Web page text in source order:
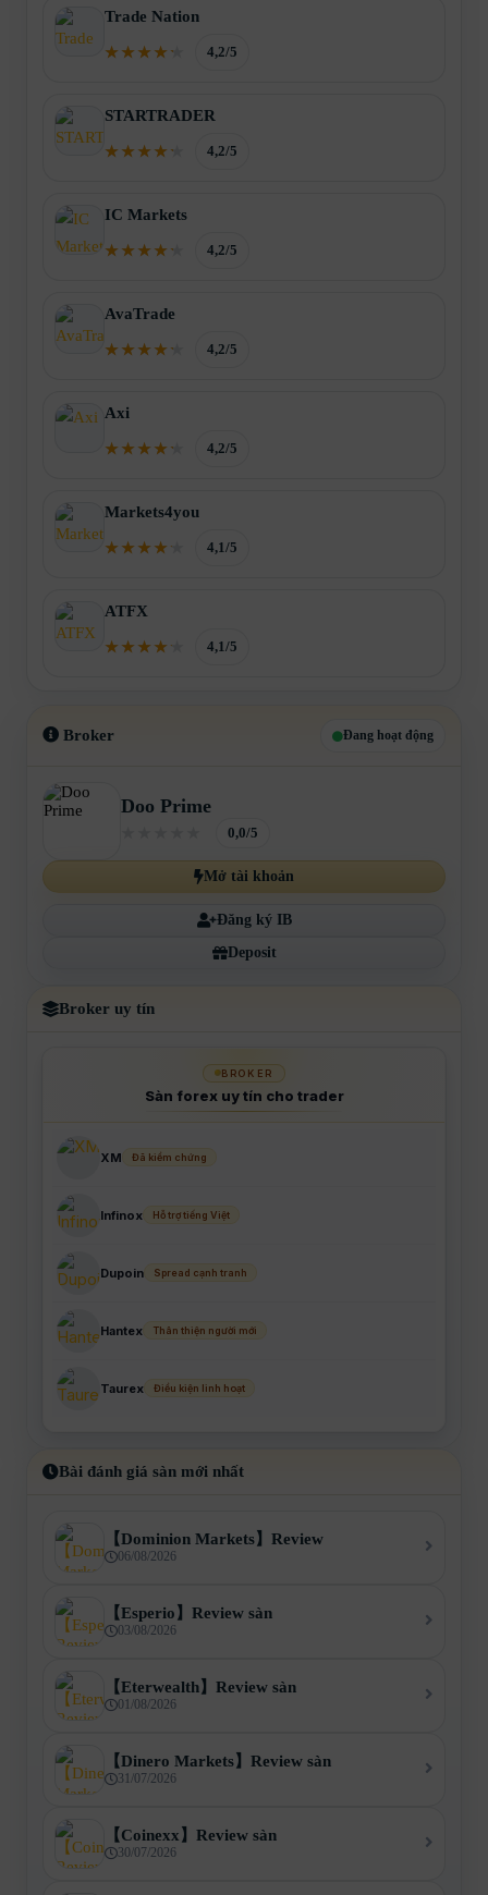
Trade Nation
4,2/5
STARTRADER
4,2/5
IC Markets
4,2/5
AvaTrade
4,2/5
Axi
4,2/5
Markets4you
4,1/5
ATFX
4,1/5
Broker Đang hoạt động
Doo Prime
0,0/5
Mở tài khoản
Đăng ký IB
Deposit
Broker uy tín
BROKER
Sàn forex uy tín cho trader
XM Đã kiểm chứng
Infinox Hỗ trợ tiếng Việt
Dupoin Spread cạnh tranh
Hantex Thân thiện người mới
Taurex Điều kiện linh hoạt
Bài đánh giá sàn mới nhất
【Dominion Markets】Review
06/08/2026
【Esperio】Review sàn
03/08/2026
【Eterwealth】Review sàn
01/08/2026
【Dinero Markets】Review sàn
31/07/2026
【Coinexx】Review sàn
30/07/2026